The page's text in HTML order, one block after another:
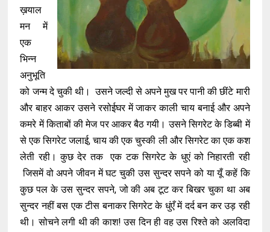
ख़याल
मन में
एक
भिन्न
अनुभूति
को जन्म दे चुकी थी। उसने जल्दी से अपने मुख पर पानी की छींटे मारी
और बाहर आकर उसने रसोईघर में जाकर काली चाय बनाई और अपने
कमरे में किताबों की मेज पर आकर बैठ गयी। उसने सिगरेट के डिब्बी में
से एक सिगरेट जलाई, चाय की एक चुस्की ली और सिगरेट का एक कश
लेती रही। कुछ देर तक एक टक सिगरेट के धुएं को निहारती रही
जिसमें वो अपने जीवन में घट चुकी उस सुन्दर सपने को या यूँ कहें कि
कुछ पल के उस सुन्दर सपने, जो की अब टूट कर बिखर चुका था अब
सुन्दर नहीं बस एक टीस बनाकर सिगरेट के धुंएँ में दर्द बन कर उड़ रही
थी। सोचने लगी थी की काश! उस दिन ही वह उस रिश्ते को अलविदा